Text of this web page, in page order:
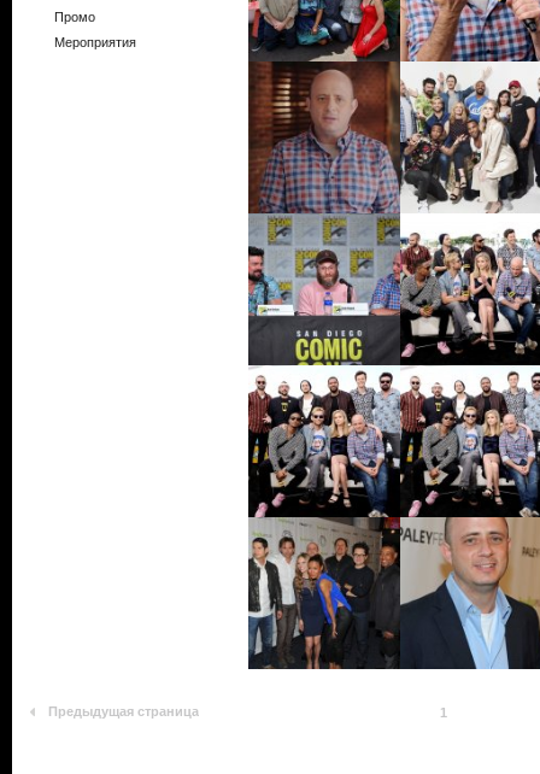
Промо
Мероприятия
Предыдущая страница 1